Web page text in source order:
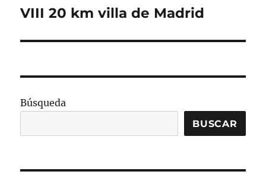
Entrada
VIII 20 km villa de Madrid
Búsqueda
BUSCAR